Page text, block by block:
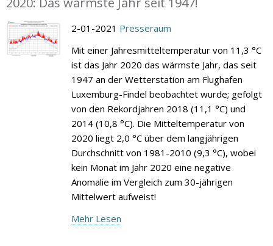
2-01-2021 Presseraum
Mit einer Jahresmitteltemperatur von 11,3 °C
ist das Jahr 2020 das wärmste Jahr, das seit
1947 an der Wetterstation am Flughafen
Luxemburg-Findel beobachtet wurde; gefolgt
von den Rekordjahren 2018 (11,1 °C) und
2014 (10,8 °C). Die Mitteltemperatur von
2020 liegt 2,0 °C über dem langjährigen
Durchschnitt von 1981-2010 (9,3 °C), wobei
kein Monat im Jahr 2020 eine negative
Anomalie im Vergleich zum 30-jährigen
Mittelwert aufweist!
Mehr Lesen